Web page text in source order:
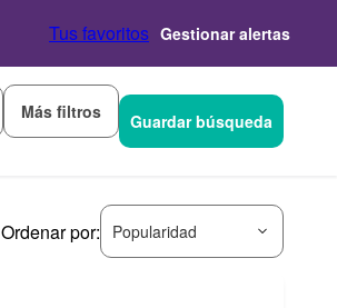
Tus favoritos Gestionar alertas
Más filtros Guardar búsqueda
Ordenar por: Popularidad